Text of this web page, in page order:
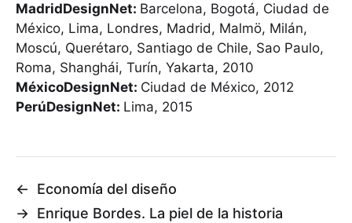
MadridDesignNet: Barcelona, Bogotá, Ciudad de
México, Lima, Londres, Madrid, Malmö, Milán,
Moscú, Querétaro, Santiago de Chile, Sao Paulo,
Roma, Shanghái, Turín, Yakarta, 2010
MéxicoDesignNet: Ciudad de México, 2012
PerúDesignNet: Lima, 2015
←
Economía del diseño
→ Enrique Bordes. La piel de la historia